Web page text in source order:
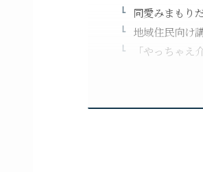
同愛みまも
地域住民向け
「やっちゃ